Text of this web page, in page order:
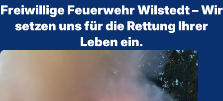
Freiwillige Feuerwehr Wilstedt – Wir
setzen uns für die Rettung Ihrer
Leben ein.